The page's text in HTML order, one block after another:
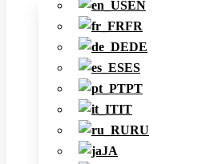
EN
FR
DE
ES
PT
IT
RU
JA